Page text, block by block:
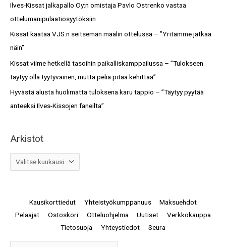
Ilves-Kissat jalkapallo Oy:n omistaja Pavlo Ostrenko vastaa
ottelumanipulaatiosyytöksiin
Kissat kaataa VJS:n seitsemän maalin ottelussa – ”Yritämme jatkaa
näin”
Kissat viime hetkellä tasoihin paikalliskamppailussa – ”Tulokseen
täytyy olla tyytyväinen, mutta peliä pitää kehittää”
Hyvästä alusta huolimatta tuloksena karu tappio – ”Täytyy pyytää
anteeksi Ilves-Kissojen faneilta”
Arkistot
t
Kausikorttiedut Yhteistyökumppanuus
Maksuehdot
Pelaajat
Ostoskori Otteluohjelma Uutiset
Verkkokauppa
Tietosuoja
Yhteystiedot Seura